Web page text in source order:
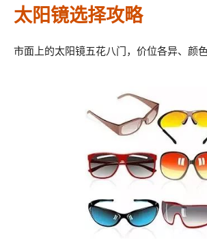
太阳镜选择攻略
市面上的太阳镜五花八门，价位各异、颜